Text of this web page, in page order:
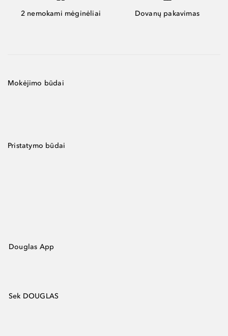
2 nemokami mėginėliai Dovanų pakavimas
Mokėjimo būdai
Pristatymo būdai
Douglas App
Sek DOUGLAS